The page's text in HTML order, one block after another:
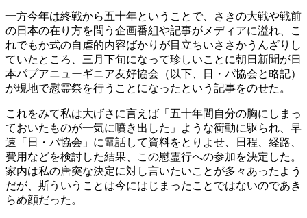
一方今年は終戦から五十年ということで、さきの大戦や戦前
の日本の在り方を問う企画番組や記事がメディアに溢れ、こ
れでもか式の自虐的内容ばかりが目立ちいささかうんざりし
ていたところ、三月下旬になって珍しいことに朝日新聞が日
本パプアニューギニア友好協会（以下、日・パ協会と略記）
が現地で慰霊祭を行うことになったという記事をのせた。
これをみて私は大げさに言えば「五十年間自分の胸にしまっ
ておいたものが一気に噴き出した」ような衝動に駆られ、早
速「日・パ協会」に電話して資料をとりよせ、日程、経路、
費用などを検討した結果、この慰霊行への参加を決定した。
家内は私の唐突な決定に対し言いたいことが多々あったよう
だが、斯ういうことは今にはじまったことではないのであき
らめ顔だった。